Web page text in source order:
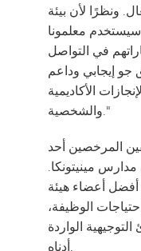
ونظرًا لأن بيئة
سيستخدم معلمونا
في التواصل
جو إيجابي وداعم
الأكاديمية
والشخصية."
المرخصين أحد
مينيتونكا.
أعضاء هيئة
الوظيفة،
الواردة
أدناه.